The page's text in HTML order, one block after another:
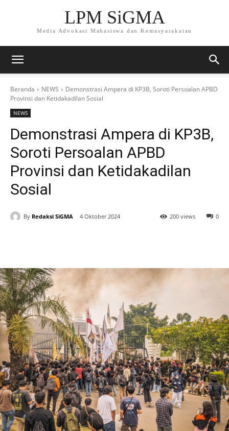
LPM SiGMA
Media Advokasi Mahasiswa dan Kemasyarakatan
Beranda NEWS
Demonstrasi Ampera di KP3B, Soroti Persoalan APBD
Provinsi dan Ketidakadilan Sosial
NEWS
Demonstrasi Ampera di KP3B,
Soroti Persoalan APBD
Provinsi dan Ketidakadilan
Sosial
By Redaksi SiGMA 4 Oktober 2024 0
200 views